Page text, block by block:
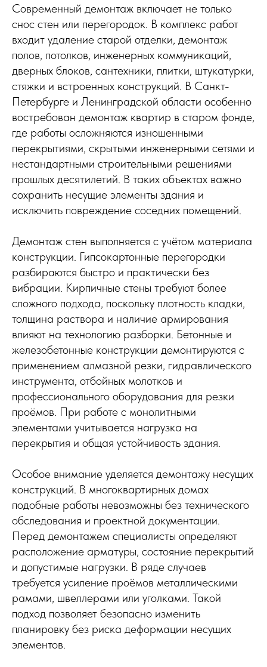
Современный демонтаж включает не только
снос стен или перегородок. В комплекс работ
входит удаление старой отделки, демонтаж
полов, потолков, инженерных коммуникаций,
дверных блоков, сантехники, плитки, штукатурки,
стяжки и встроенных конструкций. В Санкт-
Петербурге и Ленинградской области особенно
востребован демонтаж квартир в старом фонде,
где работы осложняются изношенными
перекрытиями, скрытыми инженерными сетями и
нестандартными строительными решениями
прошлых десятилетий. В таких объектах важно
сохранить несущие элементы здания и
исключить повреждение соседних помещений.
Демонтаж стен выполняется с учётом материала
конструкции. Гипсокартонные перегородки
разбираются быстро и практически без
вибрации. Кирпичные стены требуют более
сложного подхода, поскольку плотность кладки,
толщина раствора и наличие армирования
влияют на технологию разборки. Бетонные и
железобетонные конструкции демонтируются с
применением алмазной резки, гидравлического
инструмента, отбойных молотков и
профессионального оборудования для резки
проёмов. При работе с монолитными
элементами учитывается нагрузка на
перекрытия и общая устойчивость здания.
Особое внимание уделяется демонтажу несущих
конструкций. В многоквартирных домах
подобные работы невозможны без технического
обследования и проектной документации.
Перед демонтажем специалисты определяют
расположение арматуры, состояние перекрытий
и допустимые нагрузки. В ряде случаев
требуется усиление проёмов металлическими
рамами, швеллерами или уголками. Такой
подход позволяет безопасно изменить
планировку без риска деформации несущих
элементов.